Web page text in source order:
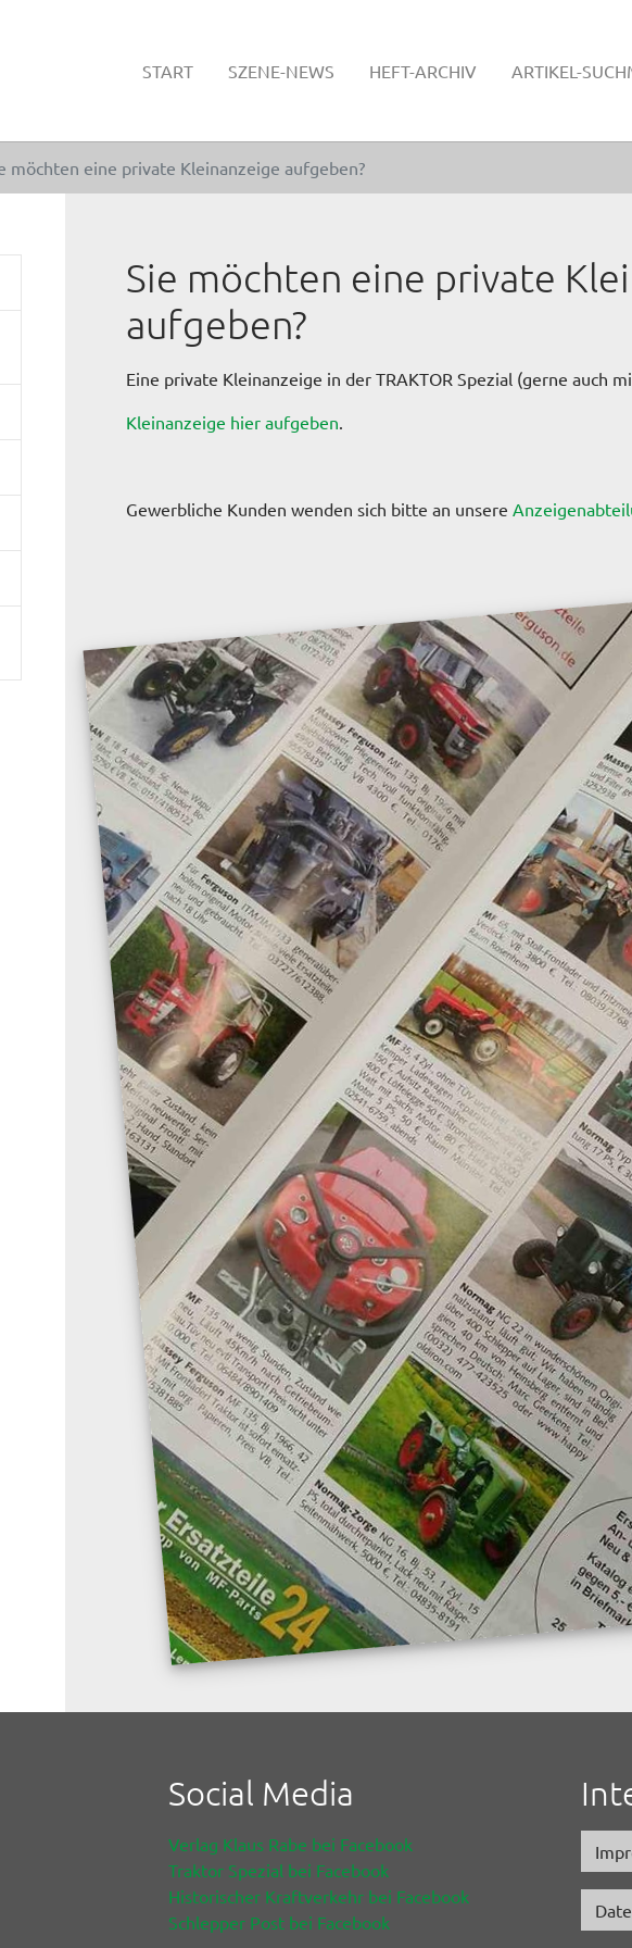
START SZENE-NEWS HEFT-ARCHIV ARTIKEL-
möchten eine private Kleinanzeige aufgeben?
Sie möchten eine private
aufgeben?
Eine private Kleinanzeige in der TRAKTOR Spezial (gerne auch
Kleinanzeige hier aufgeben.
Gewerbliche Kunden wenden sich bitte an unsere
Social Media
Verlag Klaus Rabe bei Facebook
Traktor Spezial bei Facebook
Historischer Kraftverkehr bei Facebook
Schlepper Post bei Facebook